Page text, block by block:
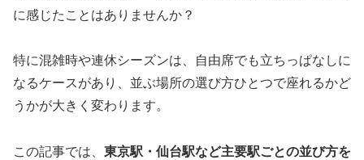
に感じたことはありませんか？
特に混雑時や連休シーズンは、自由席でも立ちっぱなしに
なるケースがあり、並ぶ場所の選び方ひとつで座れるかど
うかが大きく変わります。
この記事では、 東京駅・仙台駅など主要駅ごとの並び方を